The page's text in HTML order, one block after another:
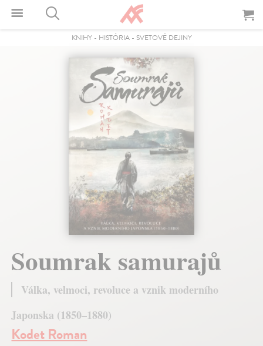
KNIHY- HISTÓRIA- SVETOVÉ DEJINY
Soumrak samurajů
Válka, velmoci, revoluce a vznik moderního
Japonska (1850–1880)
Kodet Roman